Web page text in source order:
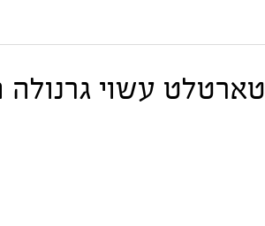
טארטלט עשוי גרנולה